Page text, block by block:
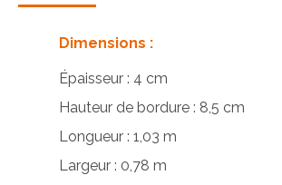
Dimensions :
Épaisseur : 4 cm
Hauteur de bordure : 8,5 cm
Longueur : 1,03 m
Largeur : 0,78 m